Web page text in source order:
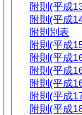
附則 (平成
附則 (平成
附則別表
附則 (平成
附則 (平成
附則 (平成
附則 (平成
附則 (平成
附則 (平成